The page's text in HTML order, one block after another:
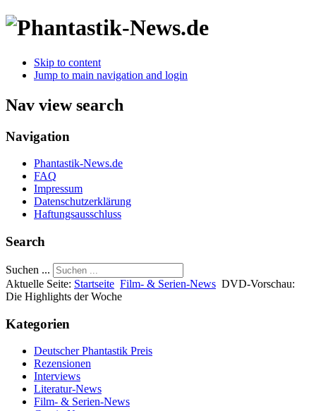
Skip to content
Jump to main navigation and login
Nav view search
Navigation
Phantastik-News.de
FAQ
Impressum
Datenschutzerklärung
Haftungsausschluss
Search
Suchen ...
Aktuelle Seite: Startseite Film- & Serien-News DVD-Vorschau:
Die Highlights der Woche
Kategorien
Deutscher Phantastik Preis
Rezensionen
Interviews
Literatur-News
Film- & Serien-News